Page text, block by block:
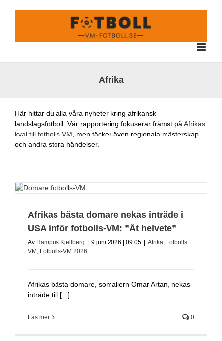
Afrika
Här hittar du alla våra nyheter kring afrikansk
landslagsfotboll. Vår rapportering fokuserar främst på Afrikas
kval till fotbolls VM , men täcker även regionala mästerskap
och andra stora händelser.
Afrikas bästa domare nekas inträde i
USA inför fotbolls-VM: ”Åt helvete”
Av Hampus Kjellberg | 9 juni 2026 | 09:05 | Afrika, Fotbolls
VM, Fotbolls-VM 2026
Afrikas bästa domare, somaliern Omar Artan, nekas
inträde till [...]
Läs mer 0